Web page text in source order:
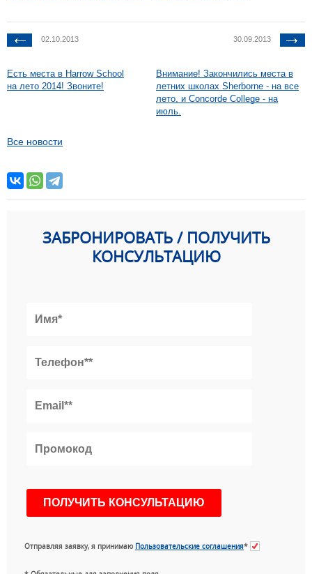
02.10.2013
Есть места в Harrow School
на лето 2014! Звоните!
30.09.2013
Внимание! Закончились места в
летних школах Sherborne - на все
лето, и Concorde College - на
июль.
Все новости
ЗАБРОНИРОВАТЬ / ПОЛУЧИТЬ
КОНСУЛЬТАЦИЮ
Отправляя заявку, я принимаю Пользовательские соглашения*